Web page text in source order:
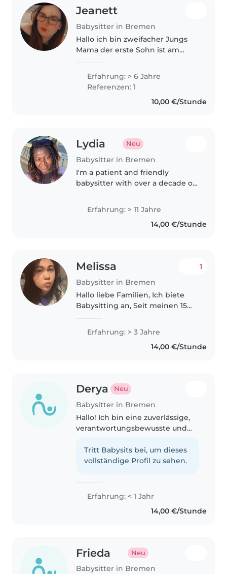
Jeanett
Babysitter in Bremen
Hallo ich bin zweifacher Jungs
Mama der erste Sohn ist am
zweiter Sohn ist am 08.05.2026
geboren und ich habe sehr
gerne die Kinder um mich
weswegen ich ihnen..
Erfahrung: > 6 Jahre
Referenzen: 1
10,00 €/Stunde
Lydia Neu
Babysitter in Bremen
I'm a patient and friendly
babysitter with over a decade of
from babies to pre-teens. I hold a
degree from the University of
Ghana and love using music,..
Erfahrung: > 11 Jahre
14,00 €/Stunde
Melissa
Babysitter in Bremen
1
Hallo liebe Familien, Ich biete
Babysitting an, Seit meinen 15
und habe daher in den
Altersklassen von 2-14 Jahre aller
Erfahrungen und habe auch..
Erfahrung: > 3 Jahre
14,00 €/Stunde
Derya Neu
Babysitter in Bremen
Hallo! Ich bin eine zuverlässige,
verantwortungsbewusste und
großer Freude am Umgang mit
Kindern. Mir ist es wichtig, dass
Tritt Babysits bei, um dieses
vollständige Profil zu sehen.
Erfahrung: < 1 Jahr
14,00 €/Stunde
Frieda Neu
Babysitter in Bremen